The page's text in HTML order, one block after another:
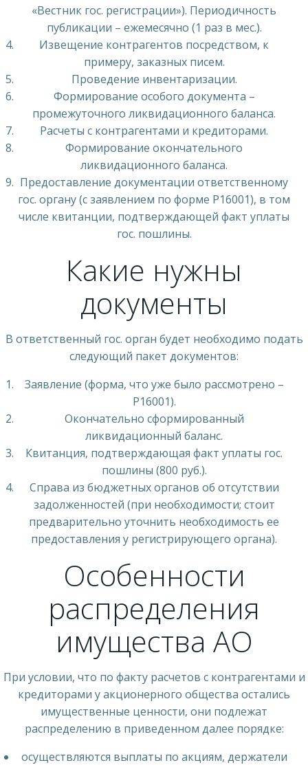
«Вестник гос. регистрации»). Периодичность
публикации – ежемесячно (1 раз в мес.).
Извещение контрагентов посредством, к
примеру, заказных писем.
Проведение инвентаризации.
Формирование особого документа –
промежуточного ликвидационного баланса.
Расчеты с контрагентами и кредиторами.
Формирование окончательного
ликвидационного баланса.
Предоставление документации ответственному
гос. органу (с заявлением по форме Р16001), в том
числе квитанции, подтверждающей факт уплаты
гос. пошлины.
Какие нужны
документы
В ответственный гос. орган будет необходимо подать
следующий пакет документов:
Заявление (форма, что уже было рассмотрено –
Р16001).
Окончательно сформированный
ликвидационный баланс.
Квитанция, подтверждающая факт уплаты гос.
пошлины (800 руб.).
Справа из бюджетных органов об отсутствии
задолженностей (при необходимости; стоит
предварительно уточнить необходимость ее
предоставления у регистрирующего органа).
Особенности
распределения
имущества АО
При условии, что по факту расчетов с контрагентами и
кредиторами у акционерного общества остались
имущественные ценности, они подлежат
распределению в приведенном далее порядке:
осуществляются выплаты по акциям, держатели